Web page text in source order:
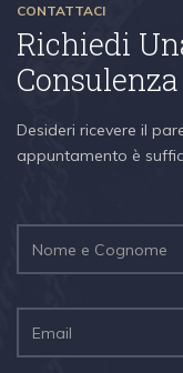
CONTATTACI
Richiedi
Consulenza
Desideri ricevere il
appuntamento è